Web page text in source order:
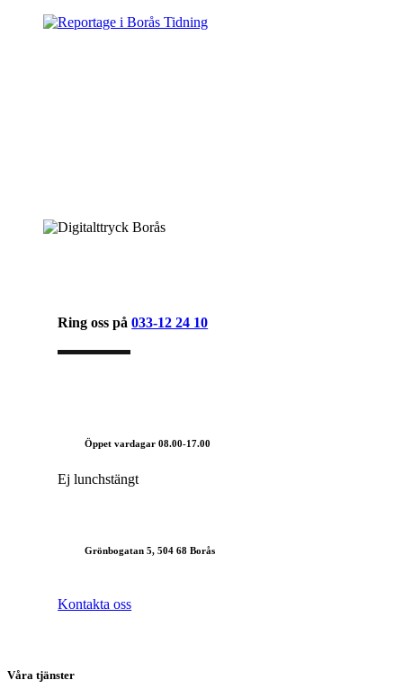
Ring oss på033-12 24 10
Öppet vardagar 08.00-17.00
Ej lunchstängt
Grönbogatan 5, 504 68 Borås
Kontakta oss
Våra tjänster